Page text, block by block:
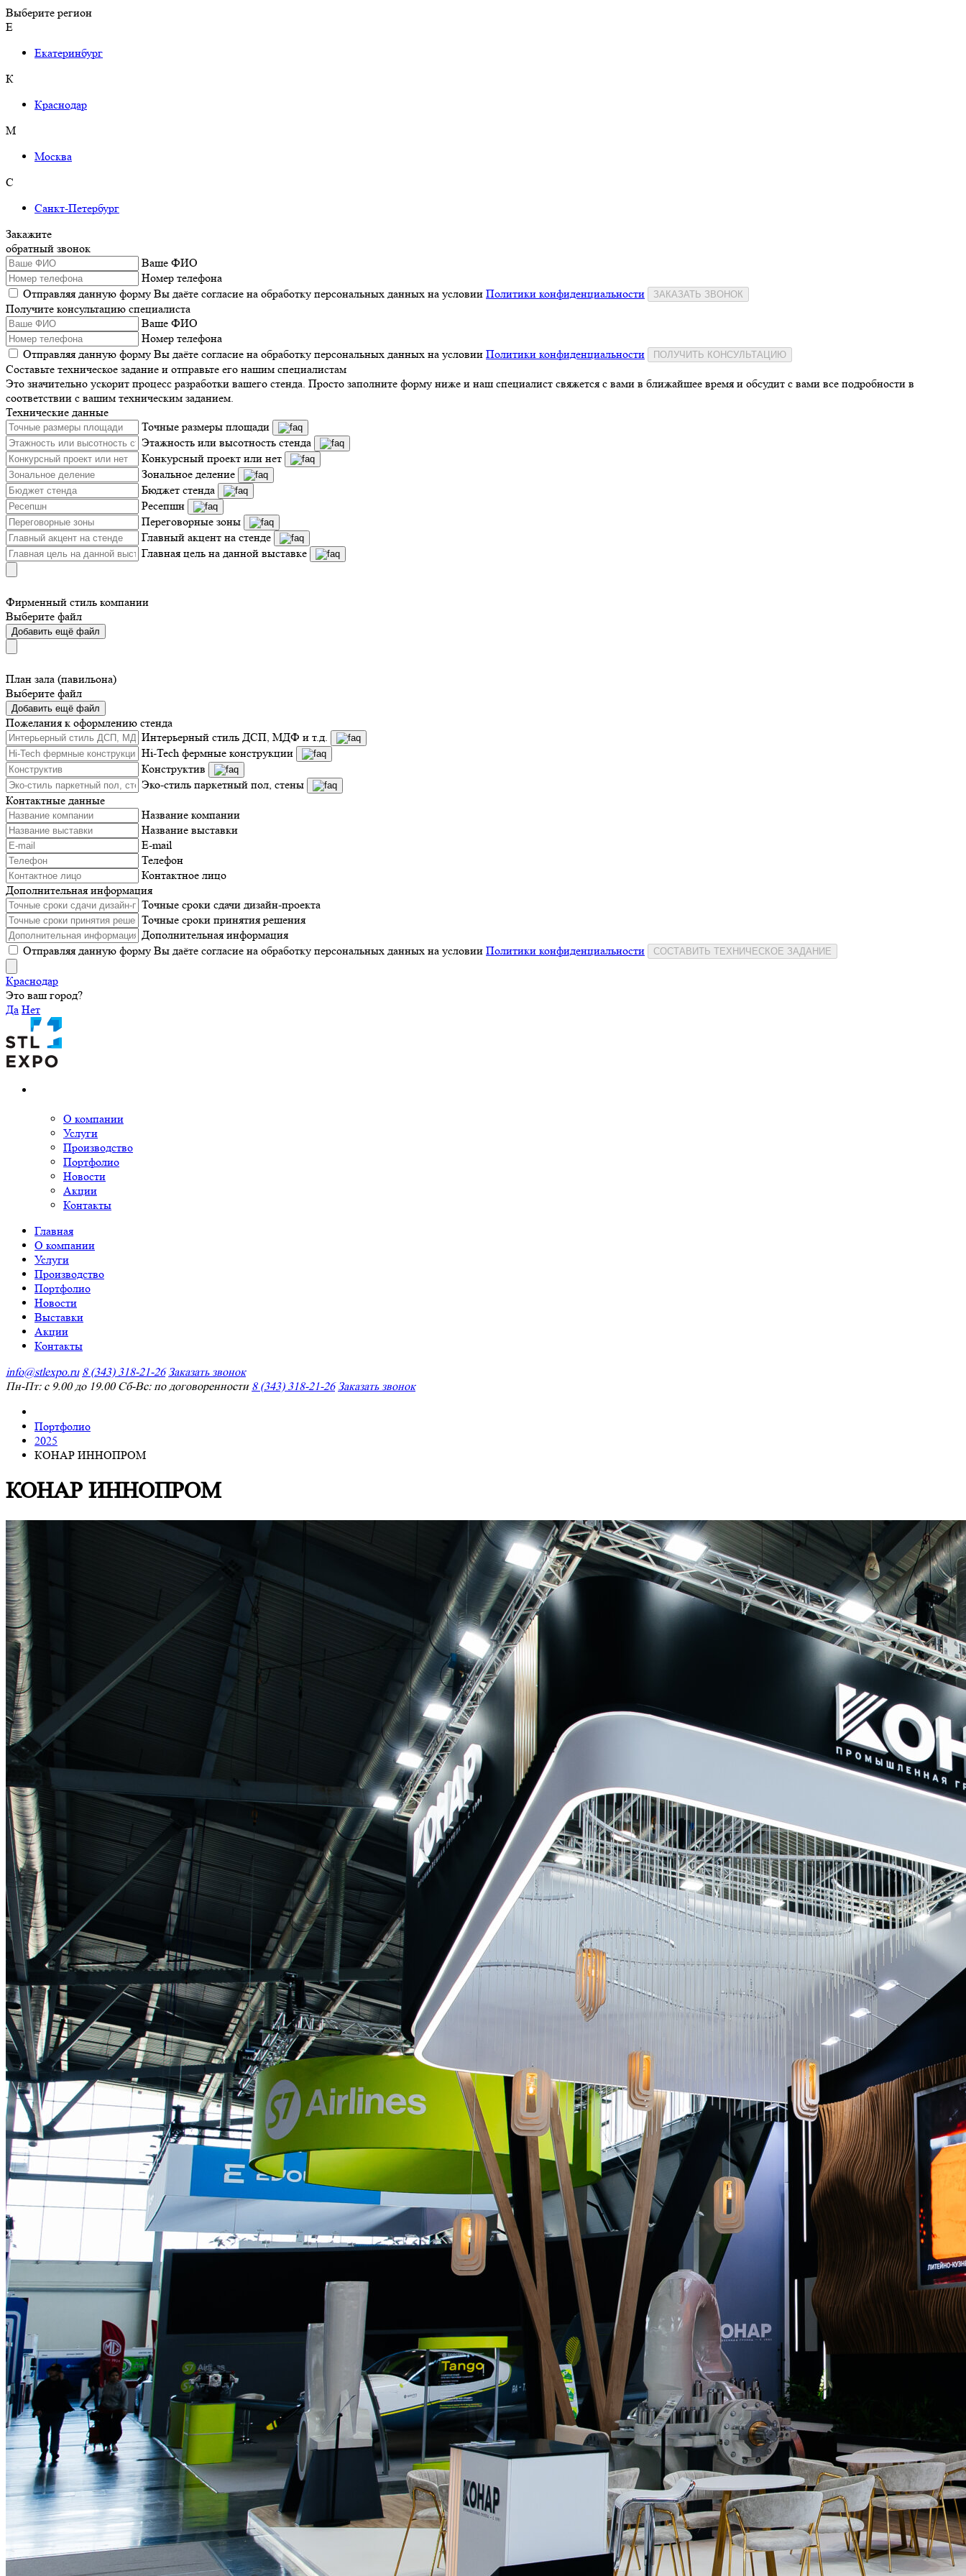
Выберите регион
Е
Екатеринбург
К
Краснодар
М
Москва
С
Санкт-Петербург
Закажите
обратный звонок
Ваше ФИО
Номер телефона
Отправляя данную форму Вы даёте согласие на обработку персональных данных на условии Политики конфиденциальности ЗАКАЗАТЬ ЗВОНОК
Получите консультацию специалиста
Ваше ФИО
Номер телефона
Отправляя данную форму Вы даёте согласие на обработку персональных данных на условии Политики конфиденциальности ПОЛУЧИТЬ КОНСУЛЬТАЦИЮ
Составьте техническое задание и отправьте его нашим специалистам
Это значительно ускорит процесс разработки вашего стенда. Просто заполните форму ниже и наш специалист свяжется с вами в ближайшее время и обсудит с вами все подробности в
соответствии с вашим техническим заданием.
Технические данные
Точные размеры площади
Этажность или высотность стенда
Конкурсный проект или нет
Зональное деление
Бюджет стенда
Ресепшн
Переговорные зоны
Главный акцент на стенде
Главная цель на данной выставке
Фирменный стиль компании
Выберите файл
Добавить ещё файл
План зала (павильона)
Выберите файл
Добавить ещё файл
Пожелания к оформлению стенда
Интерьерный стиль ДСП, МДФ и т.д.
Hi-Tech фермные конструкции
Конструктив
Эко-стиль паркетный пол, стены
Контактные данные
Название компании
Название выставки
E-mail
Телефон
Контактное лицо
Дополнительная информация
Точные сроки сдачи дизайн-проекта
Точные сроки принятия решения
Дополнительная информация
Отправляя данную форму Вы даёте согласие на обработку персональных данных на условии Политики конфиденциальности СОСТАВИТЬ ТЕХНИЧЕСКОЕ ЗАДАНИЕ
Краснодар
Это ваш город?
Да Нет
О компании
Услуги
Производство
Портфолио
Новости
Акции
Контакты
Главная
О компании
Услуги
Производство
Портфолио
Новости
Выставки
Акции
Контакты
info@stlexpo.ru 8 (343) 318-21-26 Заказать звонок
Пн-Пт: с 9.00 до 19.00 Сб-Вс: по договоренности 8 (343) 318-21-26 Заказать звонок
Портфолио
2025
КОНАР ИННОПРОМ
КОНАР ИННОПРОМ